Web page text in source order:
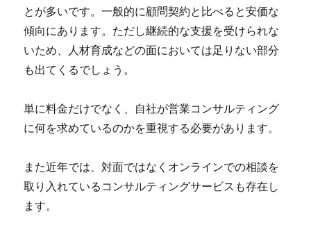
とが多いです。一般的に顧問契約と比べると安価な
傾向にあります。ただし継続的な支援を受けられな
いため、人材育成などの面においては足りない部分
も出てくるでしょう。
単に料金だけでなく、自社が営業コンサルティング
に何を求めているのかを重視する必要があります。
また近年では、対面ではなくオンラインでの相談を
取り入れているコンサルティングサービスも存在し
ます。